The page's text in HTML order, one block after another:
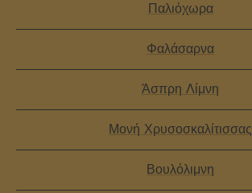
Παλιόχωρα
Φαλάσαρνα
Άσπρη Λίμνη
Μονή Χρυσοσκαλίτισσας
Βουλόλιμνη